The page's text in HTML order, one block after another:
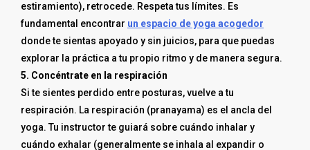
estiramiento), retrocede. Respeta tus límites. Es
fundamental encontrar un espacio de yoga acogedor
donde te sientas apoyado y sin juicios, para que puedas
explorar la práctica a tu propio ritmo y de manera segura.
5. Concéntrate en la respiración
Si te sientes perdido entre posturas, vuelve a tu
respiración. La respiración (pranayama) es el ancla del
yoga. Tu instructor te guiará sobre cuándo inhalar y
cuándo exhalar (generalmente se inhala al expandir o